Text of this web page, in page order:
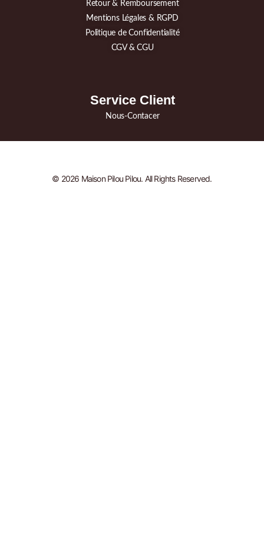
Retour & Remboursement
Mentions Légales & RGPD
Politique de Confidentialité
CGV & CGU
Service Client
Nous-Contacer
© 2026 Maison Pilou Pilou. All Rights Reserved.